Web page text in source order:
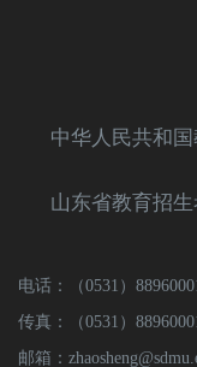
中华人民共和
山东省教育招
电话：（0531）
传真：（0531）88960001
邮箱：